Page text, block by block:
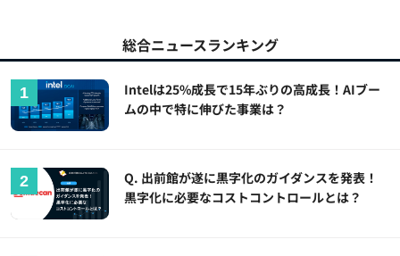
総合ニュースランキング
Intelは25%成長で15年ぶりの高成長！AIブー
ムの中で特に伸びた事業は？
Q. 出前館が遂に黒字化のガイダンスを発表！
黒字化に必要なコストコントロールとは？